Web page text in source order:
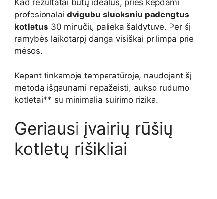
Kad rezultatai būtų idealūs, prieš kepdami
profesionalai dvigubu sluoksniu padengtus
kotletus 30 minučių palieka šaldytuve. Per šį
ramybės laikotarpį danga visiškai prilimpa prie
mėsos.
Kepant tinkamoje temperatūroje, naudojant šį
metodą išgaunami nepažeisti, aukso rudumo
kotletai** su minimalia suirimo rizika.
Geriausi įvairių rūšių
kotletų rišikliai